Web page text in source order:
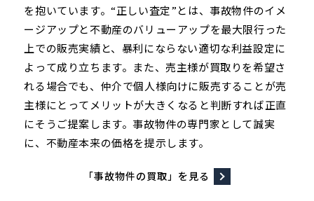
を抱いています。“正しい査定”とは、事故物件のイメ
ージアップと不動産のバリューアップを最大限行った
上での販売実績と、暴利にならない適切な利益設定に
よって成り立ちます。また、売主様が買取りを希望さ
れる場合でも、仲介で個人様向けに販売することが売
主様にとってメリットが大きくなると判断すれば正直
にそうご提案します。事故物件の専門家として誠実
に、不動産本来の価格を提示します。
「事故物件の買取」を見る